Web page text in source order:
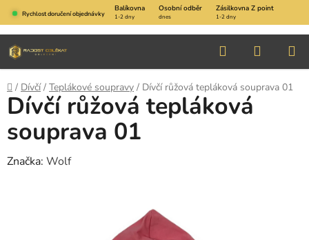
Přejít
na
obsah
Rychlost doručení objednávky
Balíkovna Osobní odběr Zásilkovna Z point
1-2 dny dnes 1-2 dny
Hledat
KOŠÍK
Domů
/ Dívčí / Teplákové soupravy / Dívčí růžová tepláková souprava 01
Dívčí růžová tepláková
souprava 01
Značka: Wolf